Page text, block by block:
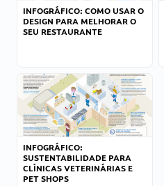
INFOGRÁFICO: COMO USAR O
DESIGN PARA MELHORAR O
SEU RESTAURANTE
INFOGRÁFICO:
SUSTENTABILIDADE PARA
CLÍNICAS VETERINÁRIAS E
PET SHOPS